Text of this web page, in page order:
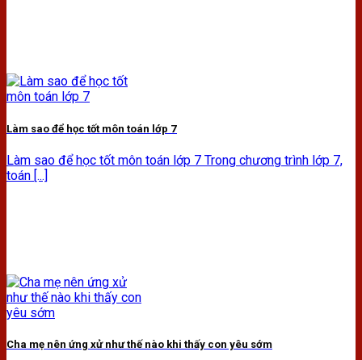
Làm sao để học tốt môn toán lớp 7
Làm sao để học tốt môn toán lớp 7 Trong chương trình lớp 7,
toán [...]
Cha mẹ nên ứng xử như thế nào khi thấy con yêu sớm